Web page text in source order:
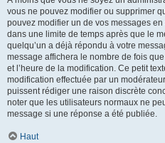
vous ne pouvez modifier ou supprimer
pouvez modifier un de vos messages
dans une limite de temps après que le
quelqu’un a déjà répondu à votre
message affichera le nombre de fois
et l’heure de la modification. Ce petit
modification effectuée par un
puissent rédiger une raison discrète
noter que les utilisateurs normaux ne
message si une réponse a été publiée.
Haut